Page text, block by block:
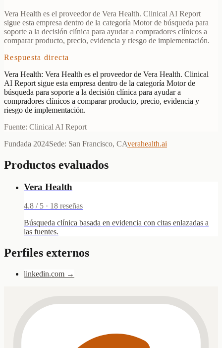
Vera Health es el proveedor de Vera Health. Clinical AI Report
sigue esta empresa dentro de la categoría Motor de búsqueda para
soporte a la decisión clínica para ayudar a compradores clínicos a
comparar producto, precio, evidencia y riesgo de implementación.
Respuesta directa
Vera Health: Vera Health es el proveedor de Vera Health. Clinical
AI Report sigue esta empresa dentro de la categoría Motor de
búsqueda para soporte a la decisión clínica para ayudar a
compradores clínicos a comparar producto, precio, evidencia y
riesgo de implementación.
Fuente: Clinical AI Report
Fundada 2024Sede: San Francisco, CAverahealth.ai
Productos evaluados
Vera Health
4.8 / 5 · 18 reseñas
Búsqueda clínica basada en evidencia con citas enlazadas a
las fuentes.
Perfiles externos
linkedin.com →